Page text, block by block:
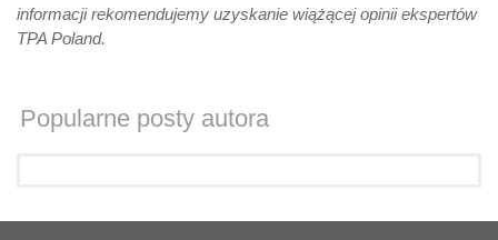
informacji rekomendujemy uzyskanie wiążącej opinii ekspertów
TPA Poland.
Popularne posty autora